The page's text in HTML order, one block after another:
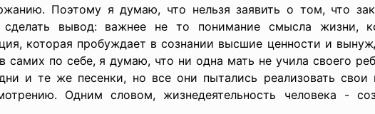
Поэтому я думаю, что нельзя заявить о том, что
сделать вывод: важнее не то понимание смысла жизни,
которая пробуждает в сознании высшие ценности и
самих по себе, я думаю, что ни одна мать не учила своего
и те же песенки, но все они пытались реализовать
Одним словом, жизнедеятельность человека -